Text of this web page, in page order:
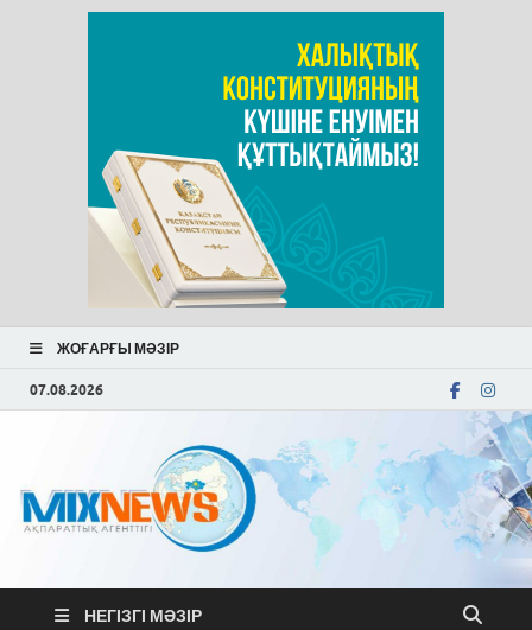
ЖОҒАРҒЫ МӘЗІР
07.08.2026
MixNews
НЕГІЗГІ МӘЗІР